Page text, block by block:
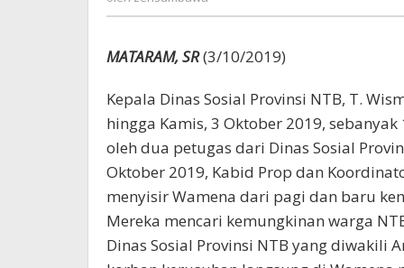
MATARAM, SR(3/10/2019)
Kepala Dinas Sosial Provinsi NTB, T.
hingga Kamis, 3 Oktober 2019,
oleh dua petugas dari Dinas Sosial
Oktober 2019, Kabid Prop dan
menyisir Wamena dari pagi dan baru
Mereka mencari kemungkinan warga
Dinas Sosial Provinsi NTB yang diwakili